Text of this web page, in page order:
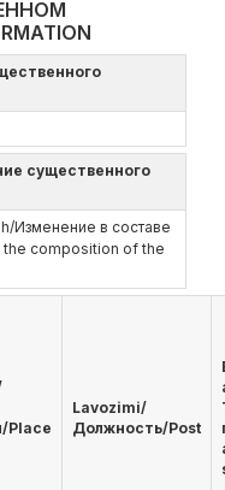
существенного
Изменение в составе
the composition of the
Place
Lavozimi/
Должность/Post